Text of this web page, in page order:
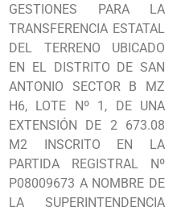
GESTIONES PARA LA
TRANSFERENCIA ESTATAL
DEL TERRENO UBICADO
EN EL DISTRITO DE SAN
ANTONIO SECTOR B MZ
H6, LOTE Nº 1, DE UNA
EXTENSIÓN DE 2 673.08
M2 INSCRITO EN LA
PARTIDA REGISTRAL Nº
P08009673 A NOMBRE DE
LA SUPERINTENDENCIA